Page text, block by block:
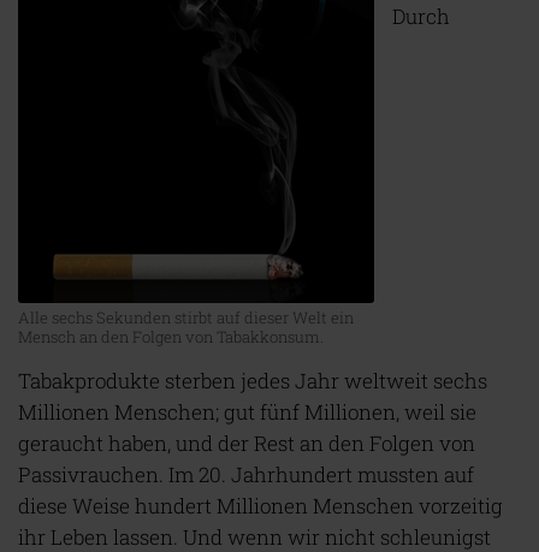
Alle sechs Sekunden stirbt auf dieser Welt ein
Mensch an den Folgen von Tabakkonsum.
Durch
Tabakprodukte sterben jedes Jahr weltweit sechs
Millionen Menschen; gut fünf Millionen, weil sie
geraucht haben, und der Rest an den Folgen von
Passivrauchen. Im 20. Jahrhundert mussten auf
diese Weise hundert Millionen Menschen vorzeitig
ihr Leben lassen. Und wenn wir nicht schleunigst